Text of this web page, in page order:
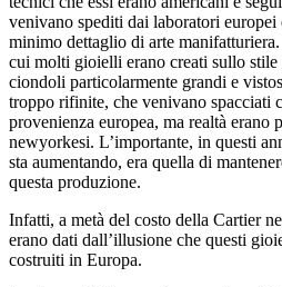
venivano spediti dai laboratori
minimo dettaglio di arte
cui molti gioielli erano creati sullo
ciondoli particolarmente grandi e
troppo rifinite, che venivano spacciati
provenienza europea, ma realtà erano
newyorkesi. L’importante, in questi
sta aumentando, era quella di
questa produzione.
Infatti, a metà del costo della Cartier
erano dati dall’illusione che questi
costruiti in Europa.